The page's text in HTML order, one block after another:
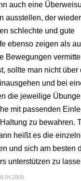
auch eine
ausstellen, der
schlechte und gute
ebenso zeigen als
Bewegungen
sollte man nicht
und bei
die jeweilige
mit passenden
zu bewahren.
heißt es die
und sich am besten
unterstützen zu